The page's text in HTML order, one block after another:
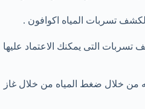
لكشف تسربات المياه اكوافون .
التى يمكنك الاعتماد عليها
من خلال ضغط المياه من خلال غاز